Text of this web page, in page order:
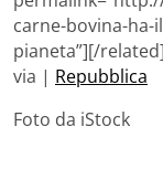
carne-bovina-
pianeta”][/related]
via | Repubblica
Foto da iStock